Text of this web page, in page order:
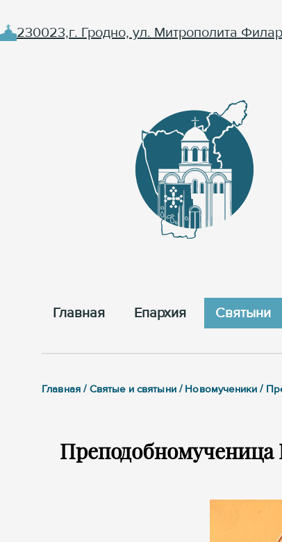
230023,г. Гродно, ул. Митрополита
Главная Епархия Cвятыни
Главная / Святые и святыни / Новомученики /